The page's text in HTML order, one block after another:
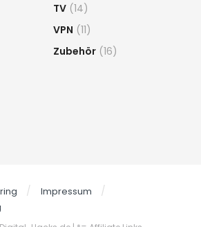
TV (14)
VPN (11)
Zubehör (16)
Impressum